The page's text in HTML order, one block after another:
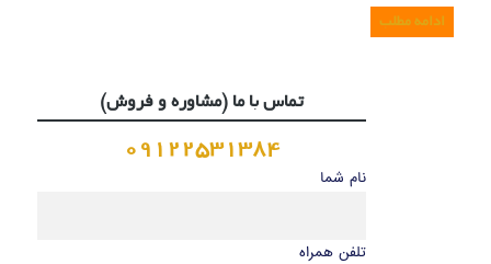
ادامه مطلب
تماس با ما (مشاوره و فروش)
09122531384
نام شما
تلفن همراه